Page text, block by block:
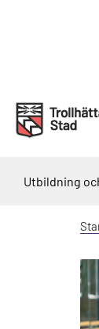
Utbildning